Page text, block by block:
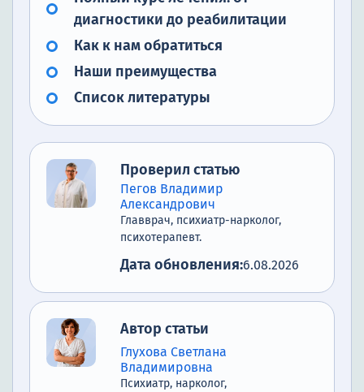
диагностики до реабилитации
Как к нам обратиться
Наши преимущества
Список литературы
Проверил статью
Пегов Владимир
Александрович
Главврач, психиатр-нарколог,
психотерапевт.
Дата обновления:6.08.2026
Автор статьи
Глухова Светлана
Владимировна
Психиатр, нарколог,